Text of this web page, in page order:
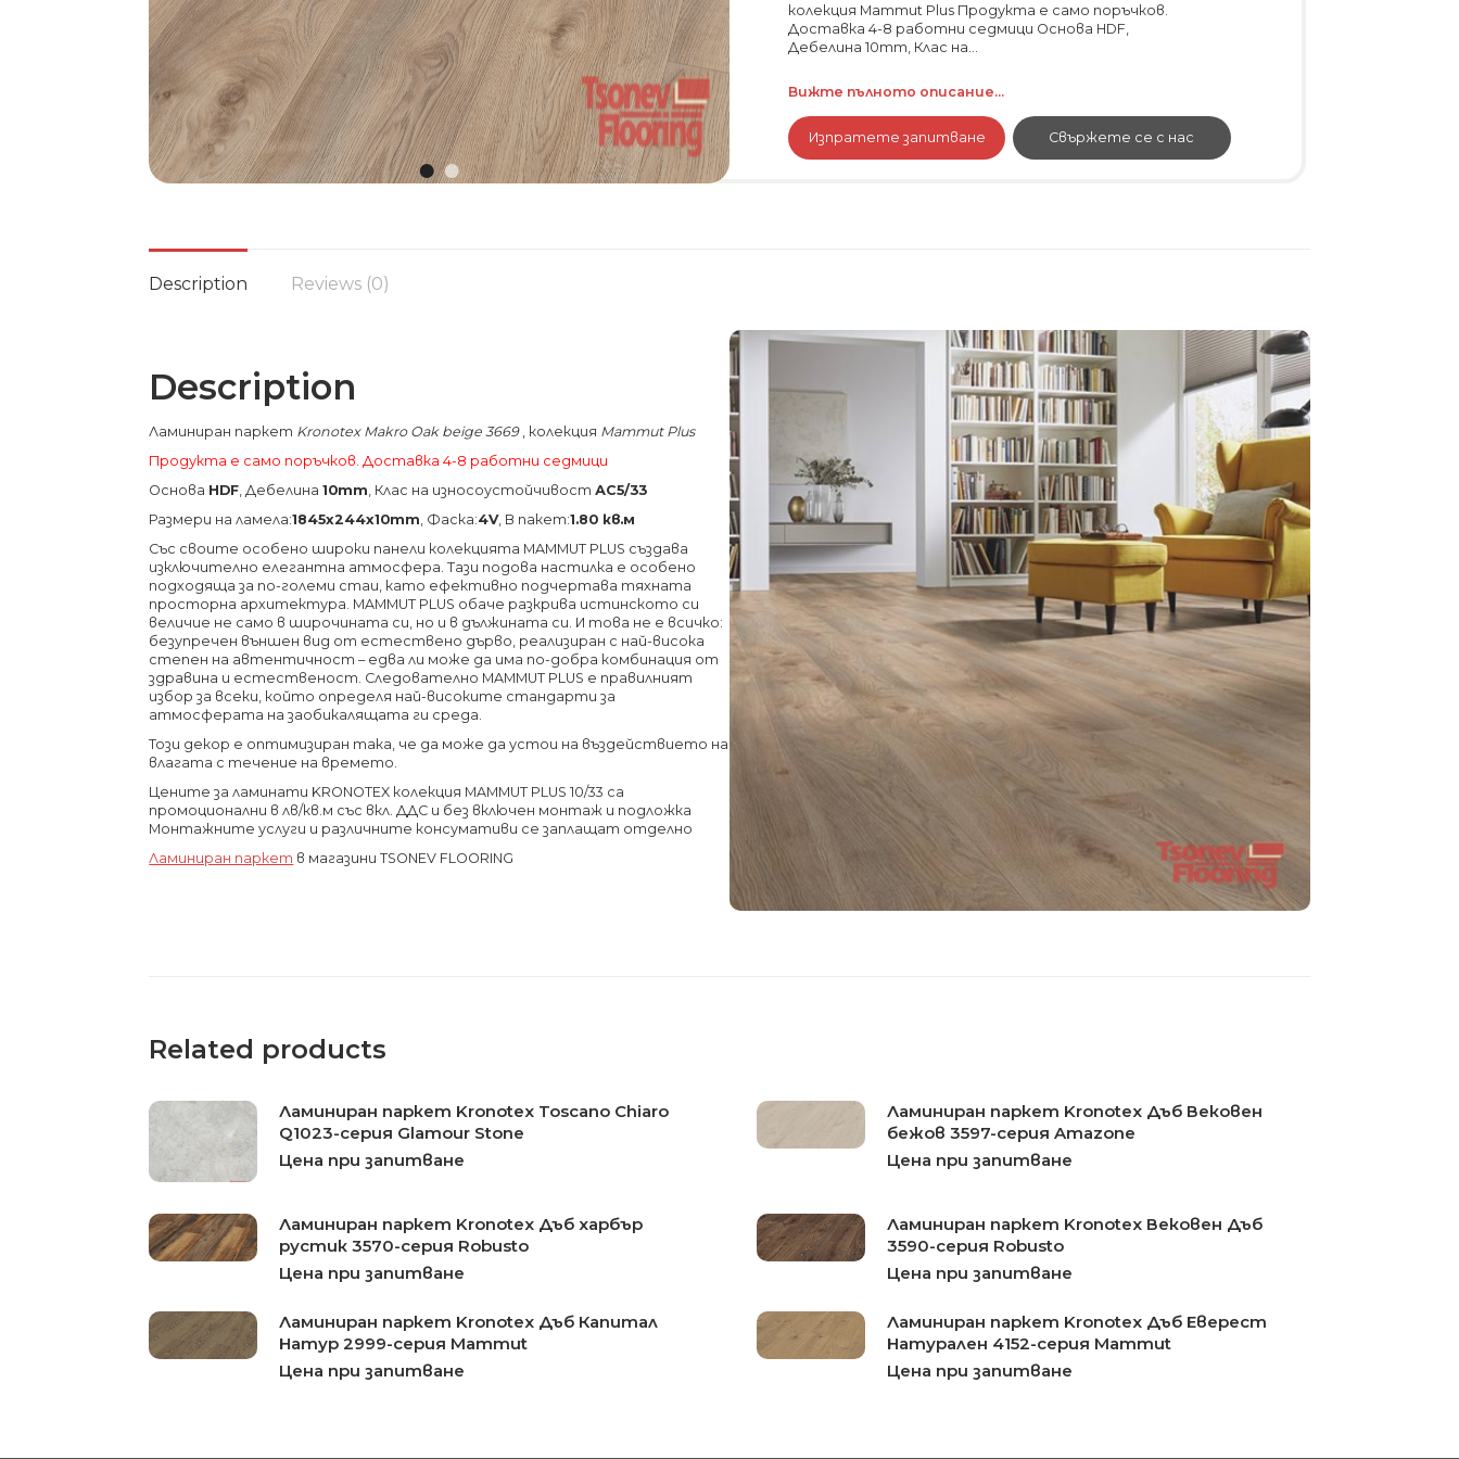
колекция Mammut Plus Продукта е само поръчков.
Доставка 4-8 работни седмици Основа HDF,
Дебелина 10mm, Клас на...
Вижте пълното описание...
Изпратете запитване Свържете се с нас
Description Reviews (0)
Description
Ламиниран паркет Kronotex Makro Oak beige 3669 , колекция Mammut Plus
Продукта е само поръчков. Доставка 4-8 работни седмици
Основа HDF, Дебелина10mm, Клас на износоустойчивостАС5/33
Размери на ламела:1845х244х10mm, Фаска:4V, В пакет:1.80 кв.м
Със своите особено широки панели колекцията MAMMUT PLUS създава
изключително елегантна атмосфера. Тази подова настилка е особено
подходяща за по-големи стаи, като ефективно подчертава тяхната
просторна архитектура. MAMMUT PLUS обаче разкрива истинското си
величие не само в широчината си, но и в дължината си. И това не е всичко:
безупречен външен вид от естествено дърво, реализиран с най-висока
степен на автентичност – едва ли може да има по-добра комбинация от
здравина и естественост. Следователно MAMMUT PLUS е правилният
избор за всеки, който определя най-високите стандарти за
атмосферата на заобикалящата ги среда.
Този декор е оптимизиран така, че да може да устои на въздействието на
влагата с течение на времето.
Цените за ламинати KRONOTEX колекция MAMMUT PLUS 10/33 са
промоционални в лв/кв.м със вкл. ДДС и без включен монтаж и подложка
Монтажните услуги и различните консумативи се заплащат отделно
Ламиниран паркет в магазини TSONEV FLOORING
Related products
Ламиниран паркет Kronotex Toscano Chiaro
Q1023-серия Glamour Stone
Цена при запитване
Ламиниран паркет Kronotex Дъб Вековен
бежов 3597-серия Amazone
Цена при запитване
Ламиниран паркет Kronotex Дъб харбър
рустик 3570-серия Robusto
Цена при запитване
Ламиниран паркет Kronotex Вековен Дъб
3590-серия Robusto
Цена при запитване
Ламиниран паркет Kronotex Дъб Капитал
Натур 2999-серия Mammut
Цена при запитване
Ламиниран паркет Kronotex Дъб Еверест
Натурален 4152-серия Mammut
Цена при запитване